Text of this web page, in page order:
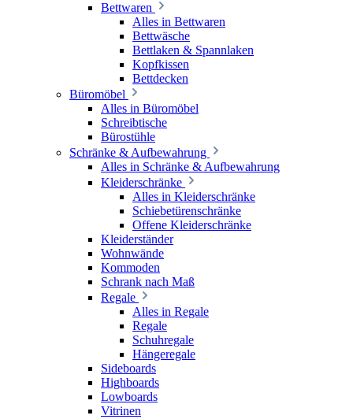
Bettwaren
Alles in Bettwaren
Bettwäsche
Bettlaken & Spannlaken
Kopfkissen
Bettdecken
Büromöbel
Alles in Büromöbel
Schreibtische
Bürostühle
Schränke & Aufbewahrung
Alles in Schränke & Aufbewahrung
Kleiderschränke
Alles in Kleiderschränke
Schiebetürenschränke
Offene Kleiderschränke
Kleiderständer
Wohnwände
Kommoden
Schrank nach Maß
Regale
Alles in Regale
Regale
Schuhregale
Hängeregale
Sideboards
Highboards
Lowboards
Vitrinen